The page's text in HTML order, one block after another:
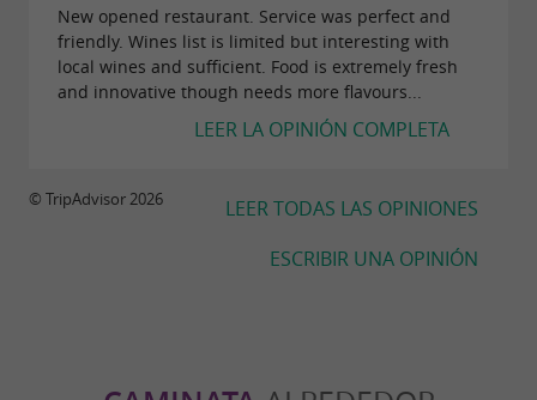
New opened restaurant. Service was perfect and
friendly. Wines list is limited but interesting with
local wines and sufficient. Food is extremely fresh
and innovative though needs more flavours...
LEER LA OPINIÓN COMPLETA
LEER TODAS LAS OPINIONES
ESCRIBIR UNA OPINIÓN
© TripAdvisor 2026